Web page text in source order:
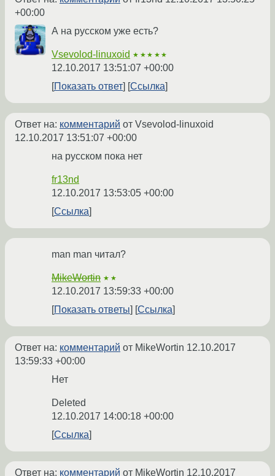
+00:00
А на русском уже есть?
Vsevolod-linuxoid ★★★★★
12.10.2017 13:51:07 +00:00
Показать ответ
Ссылка
Ответ на: комментарий от Vsevolod-linuxoid
12.10.2017 13:51:07 +00:00
на русском пока нет
fr13nd
12.10.2017 13:53:05 +00:00
Ссылка
man man читал?
MikeWortin ★★
12.10.2017 13:59:33 +00:00
Показать ответы
Ссылка
Ответ на: комментарий от MikeWortin 12.10.2017
13:59:33 +00:00
Нет
Deleted
12.10.2017 14:00:18 +00:00
Ссылка
Ответ на: комментарий от MikeWortin 12.10.2017